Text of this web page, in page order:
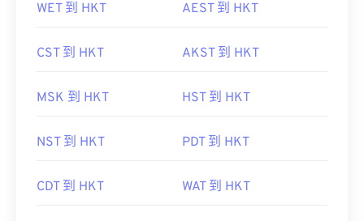
WET 到 HKT AEST 到 HKT
CST 到 HKT AKST 到 HKT
MSK 到 HKT HST 到 HKT
NST 到 HKT PDT 到 HKT
CDT 到 HKT WAT 到 HKT